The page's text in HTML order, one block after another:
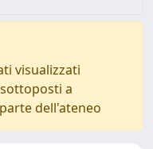
visualizzati
a
dell'ateneo